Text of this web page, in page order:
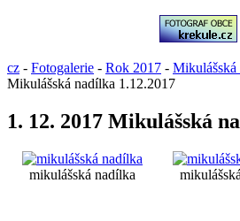
cz - Fotogalerie - Rok 2017 - Mikulášská
Mikulášská nadílka 1.12.2017
1. 12. 2017 Mikulášská
mikulášská nadílka